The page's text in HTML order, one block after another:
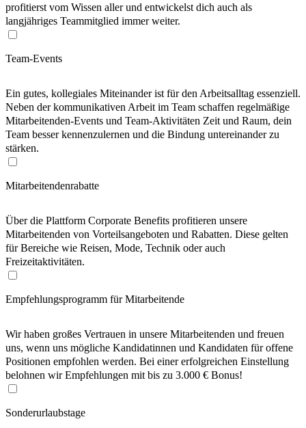
profitierst vom Wissen aller und entwickelst dich auch als
langjähriges Teammitglied immer weiter.
Team-Events
Ein gutes, kollegiales Miteinander ist für den Arbeitsalltag essenziell.
Neben der kommunikativen Arbeit im Team schaffen regelmäßige
Mitarbeitenden-Events und Team-Aktivitäten Zeit und Raum, dein
Team besser kennenzulernen und die Bindung untereinander zu
stärken.
Mitarbeitendenrabatte
Über die Plattform Corporate Benefits profitieren unsere
Mitarbeitenden von Vorteilsangeboten und Rabatten. Diese gelten
für Bereiche wie Reisen, Mode, Technik oder auch
Freizeitaktivitäten.
Empfehlungsprogramm für Mitarbeitende
Wir haben großes Vertrauen in unsere Mitarbeitenden und freuen
uns, wenn uns mögliche Kandidatinnen und Kandidaten für offene
Positionen empfohlen werden. Bei einer erfolgreichen Einstellung
belohnen wir Empfehlungen mit bis zu 3.000 € Bonus!
Sonderurlaubstage